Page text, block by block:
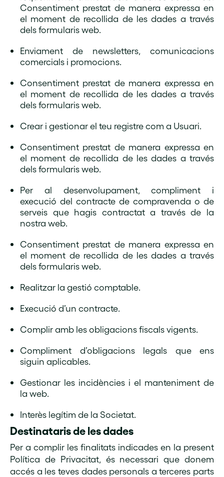
Consentiment prestat de manera expressa en
el moment de recollida de les dades a través
dels formularis web.
Enviament de newsletters, comunicacions
comercials i promocions.
Consentiment prestat de manera expressa en
el moment de recollida de les dades a través
dels formularis web.
Crear i gestionar el teu registre com a Usuari.
Consentiment prestat de manera expressa en
el moment de recollida de les dades a través
dels formularis web.
Per al desenvolupament, compliment i
execució del contracte de compravenda o de
serveis que hagis contractat a través de la
nostra web.
Consentiment prestat de manera expressa en
el moment de recollida de les dades a través
dels formularis web.
Realitzar la gestió comptable.
Execució d’un contracte.
Complir amb les obligacions fiscals vigents.
Compliment d’obligacions legals que ens
siguin aplicables.
Gestionar les incidències i el manteniment de
la web.
Interès legítim de la Societat.
Destinataris de les dades
Per a complir les finalitats indicades en la present
Política de Privacitat, és necessari que donem
accés a les teves dades personals a terceres parts